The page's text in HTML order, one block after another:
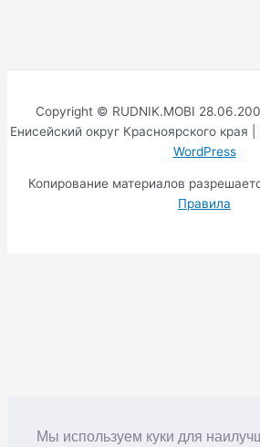
Мы используем куки для
Copyright © RUDNIK.MOBI
Енисейский округ Красноярского края
WordPress
Копирование материалов
Правила